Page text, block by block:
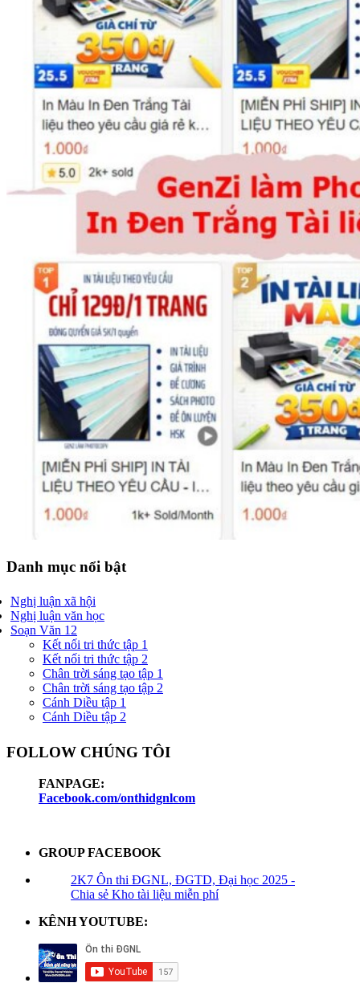
Danh mục nổi bật
Nghị luận xã hội
Nghị luận văn học
Soạn Văn 12
Kết nối tri thức tập 1
Kết nối tri thức tập 2
Chân trời sáng tạo tập 1
Chân trời sáng tạo tập 2
Cánh Diều tập 1
Cánh Diều tập 2
FOLLOW CHÚNG TÔI
FANPAGE:
Facebook.com/onthidgnlcom
GROUP FACEBOOK
2K7 Ôn thi ĐGNL, ĐGTD, Đại học 2025 -
Chia sẻ Kho tài liệu miễn phí
KÊNH YOUTUBE: